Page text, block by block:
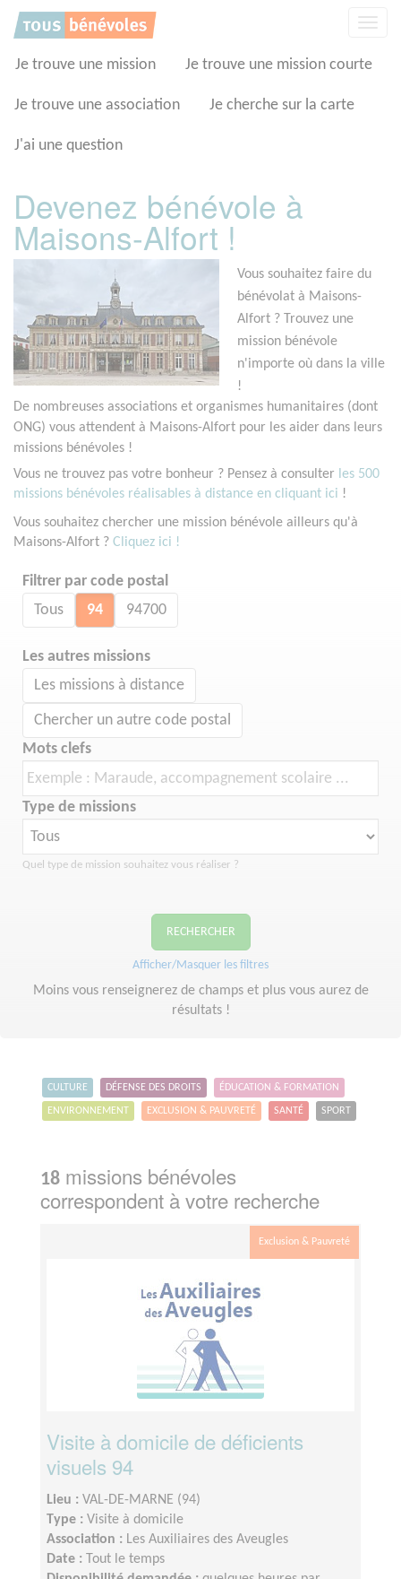
Je trouve une mission Je trouve une mission courte
Je trouve une association Je cherche sur la carte
J'ai une question
Devenez bénévole à
Maisons-Alfort !
Vous souhaitez faire du
bénévolat à Maisons-
Alfort ? Trouvez une
mission bénévole
n'importe où dans la ville
!
De nombreuses associations et organismes humanitaires (dont
ONG) vous attendent à Maisons-Alfort pour les aider dans leurs
missions bénévoles !
Vous ne trouvez pas votre bonheur ? Pensez à consulter les 500
missions bénévoles réalisables à distance en cliquant ici !
Vous souhaitez chercher une mission bénévole ailleurs qu'à
Maisons-Alfort ? Cliquez ici !
Filtrer par code postal
Tous 94 94700
Les autres missions
Les missions à distance
Chercher un autre code postal
Mots clefs
Type de missions
Quel type de mission souhaitez vous réaliser ?
RECHERCHER
Afficher/Masquer les filtres
Moins vous renseignerez de champs et plus vous aurez de
résultats !
CULTURE DÉFENSE DES DROITS ÉDUCATION & FORMATION
ENVIRONNEMENT EXCLUSION & PAUVRETÉ SANTÉ SPORT
18 missions bénévoles
correspondent à votre recherche
Exclusion & Pauvreté
Visite à domicile de déficients
visuels 94
Lieu : VAL-DE-MARNE (94)
Type : Visite à domicile
Association : Les Auxiliaires des Aveugles
Date :
Tout le temps
Panneau de gestion des cookies